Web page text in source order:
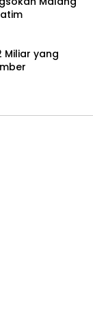
Miliar yang